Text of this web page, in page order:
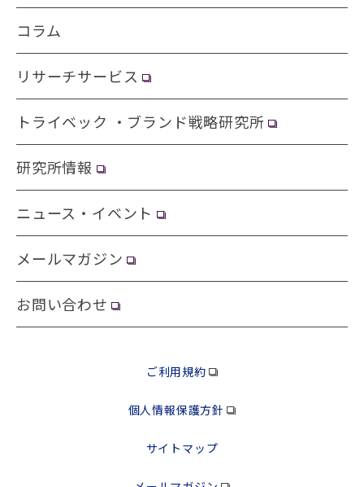
コラム
リサーチサービス
トライベック ・ブランド戦略研究所
研究所情報
ニュース・イベント
メールマガジン
お問い合わせ
ご利用規約
個人情報保護方針
サイトマップ